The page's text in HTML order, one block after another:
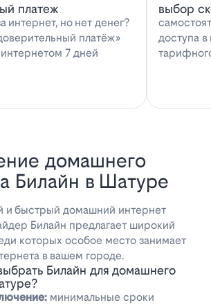
платеж
интернет, но нет денег?
платёж»
7 дней
выбор
доступа
домашнего
Билайн в Шатуре
и быстрый домашний интернет
Билайн предлагает широкий
которых особое место занимает
в вашем городе.
Билайн для домашнего
минимальные сроки